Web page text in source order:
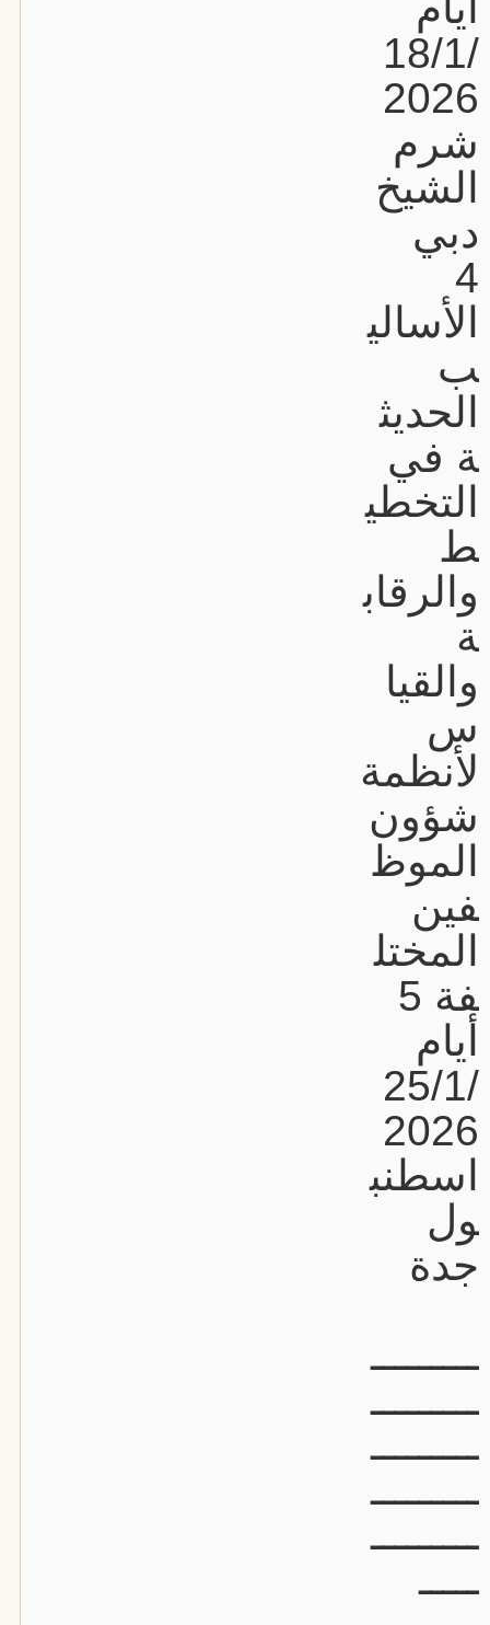
18/1/
2026
شرم
الشيخ
دبي
4
الأسالي
ب
الحديث
ة في
التخطي
ط
والرقاب
ة
والقيا
س
لأنظمة
شؤون
الموظ
فين
المختل
فة 5
أيام
25/1/
2026
اسطنب
ول
جدة
ـــــــــ
ـــــــــ
ـــــــــ
ـــــــــ
ـــــــــ
ـــــ